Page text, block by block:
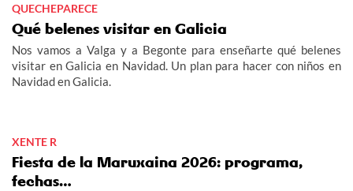
QUECHEPARECE
Qué belenes visitar en Galicia
Nos vamos a Valga y a Begonte para enseñarte qué belenes
visitar en Galicia en Navidad. Un plan para hacer con niños en
Navidad en Galicia.
XENTE R
Fiesta de la Maruxaina 2026: programa,
fechas…